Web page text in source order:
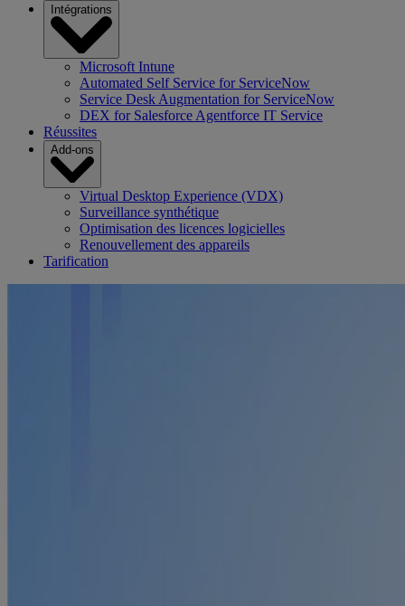
Intégrations
Microsoft Intune
Automated Self Service for ServiceNow
Service Desk Augmentation for ServiceNow
DEX for Salesforce Agentforce IT Service
Réussites
Add-ons
Virtual Desktop Experience (VDX)
Surveillance synthétique
Optimisation des licences logicielles
Renouvellement des appareils
Tarification